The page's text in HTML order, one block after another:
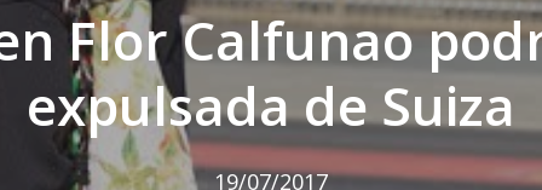
Flor Calfunao
expulsada de Suiza
19/07/2017